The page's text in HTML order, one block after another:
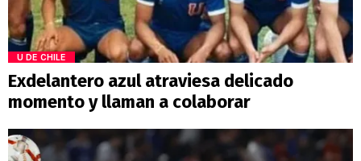
U DE CHILE
Exdelantero azul atraviesa delicado
momento y llaman a colaborar